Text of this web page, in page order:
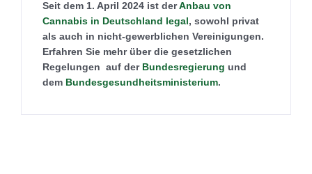
Seit dem 1. April 2024 ist derAnbau von
Cannabis in Deutschland legal , sowohl privat
als auch in nicht-gewerblichen Vereinigungen.
Erfahren Sie mehr über die gesetzlichen
Regelungen auf der Bundesregierung und
dem Bundesgesundheitsministerium.